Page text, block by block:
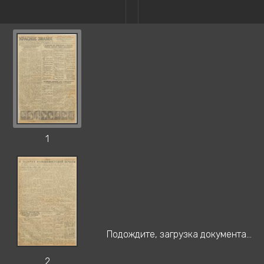
1
2
Подождите, загрузка документа...